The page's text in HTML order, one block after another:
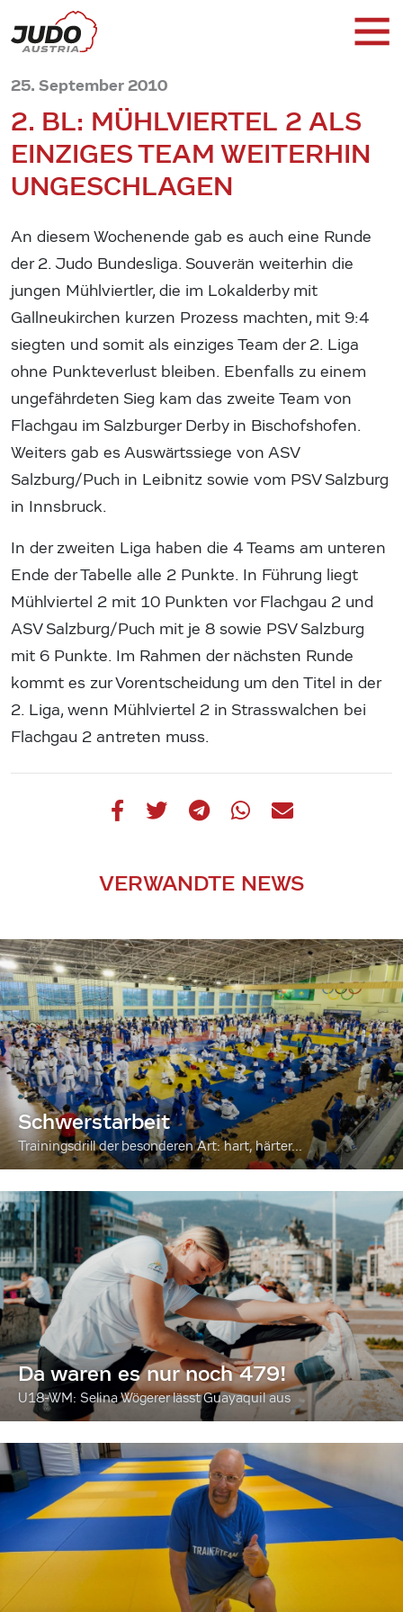
25. September 2010
2. BL: MÜHLVIERTEL 2 ALS
EINZIGES TEAM WEITERHIN
UNGESCHLAGEN
An diesem Wochenende gab es auch eine Runde
der 2. Judo Bundesliga. Souverän weiterhin die
jungen Mühlviertler, die im Lokalderby mit
Gallneukirchen kurzen Prozess machten, mit 9:4
siegten und somit als einziges Team der 2. Liga
ohne Punkteverlust bleiben. Ebenfalls zu einem
ungefährdeten Sieg kam das zweite Team von
Flachgau im Salzburger Derby in Bischofshofen.
Weiters gab es Auswärtssiege von ASV
Salzburg/Puch in Leibnitz sowie vom PSV Salzburg
in Innsbruck.
In der zweiten Liga haben die 4 Teams am unteren
Ende der Tabelle alle 2 Punkte. In Führung liegt
Mühlviertel 2 mit 10 Punkten vor Flachgau 2 und
ASV Salzburg/Puch mit je 8 sowie PSV Salzburg
mit 6 Punkte. Im Rahmen der nächsten Runde
kommt es zur Vorentscheidung um den Titel in der
2. Liga, wenn Mühlviertel 2 in Strasswalchen bei
Flachgau 2 antreten muss.
VERWANDTE NEWS
Schwerstarbeit
Trainingsdrill der besonderen Art: hart, härter...
Da waren es nur noch 479!
U18-WM: Selina Wögerer lässt Guayaquil aus